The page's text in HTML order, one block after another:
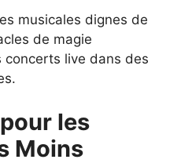
musicales dignes de
de magie
live dans des
les
Moins